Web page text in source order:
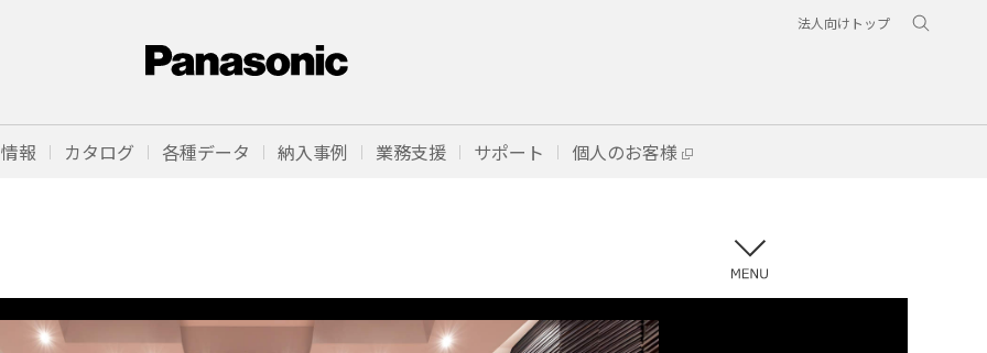
法人向けトップ
報 カタログ 各種データ 納入事例 業務支援 サポート 個人のお客様